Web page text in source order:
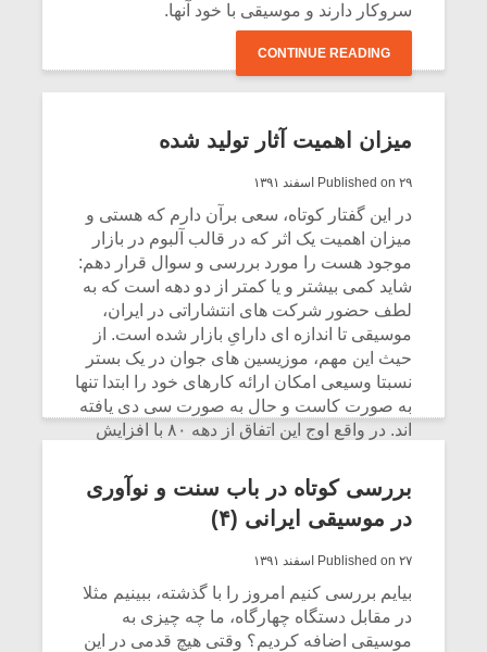
سروکار دارند و موسیقی با خود آنها.
CONTINUE READING
میزان اهمیت آثار تولید شده
Published on ۲۹ اسفند ۱۳۹۱
در این گفتار کوتاه، سعی برآن دارم که هستی و
میزان اهمیت یک اثر که در قالب آلبوم در بازار
موجود هست را مورد بررسی و سوال قرار دهم:
شاید کمی بیشتر و یا کمتر از دو دهه است که به
لطف حضور شرکت های انتشاراتی در ایران،
موسیقی تا اندازه ای دارایِ بازار شده است. از
حیث این مهم، موزیسین های جوان در یک بستر
نسبتا وسیعی امکان ارائه کارهای خود را ابتدا تنها
به صورت کاست و حال به صورت سی دی یافته
اند. در واقع اوج این اتفاق از دهه ۸۰ با افزایش
امکان پذیر شده است.
CONTINUE READING
بررسی کوتاه در باب سنت و نوآوری
در موسیقی ایرانی (۴)
Published on ۲۷ اسفند ۱۳۹۱
بیایم بررسی کنیم امروز را با گذشته، ببینیم مثلا
در مقابل دستگاه چهارگاه، ما چه چیزی به
موسیقی اضافه کردیم؟ وقتی هیچ قدمی در این
میکلوش روژا
یادداشتی بر موسیقی
متن فیلم «متری
شیش و نیم»
اگر نمی توانی
مشهورترین باشی،
بدنام ترین باش